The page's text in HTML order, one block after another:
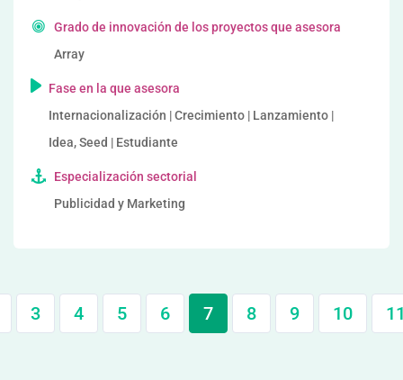
Grado de innovación de los proyectos que asesora
Array
Fase en la que asesora
Internacionalización | Crecimiento | Lanzamiento |
Idea, Seed | Estudiante
Especialización sectorial
Publicidad y Marketing
3 4 5 6 7 8 9 10